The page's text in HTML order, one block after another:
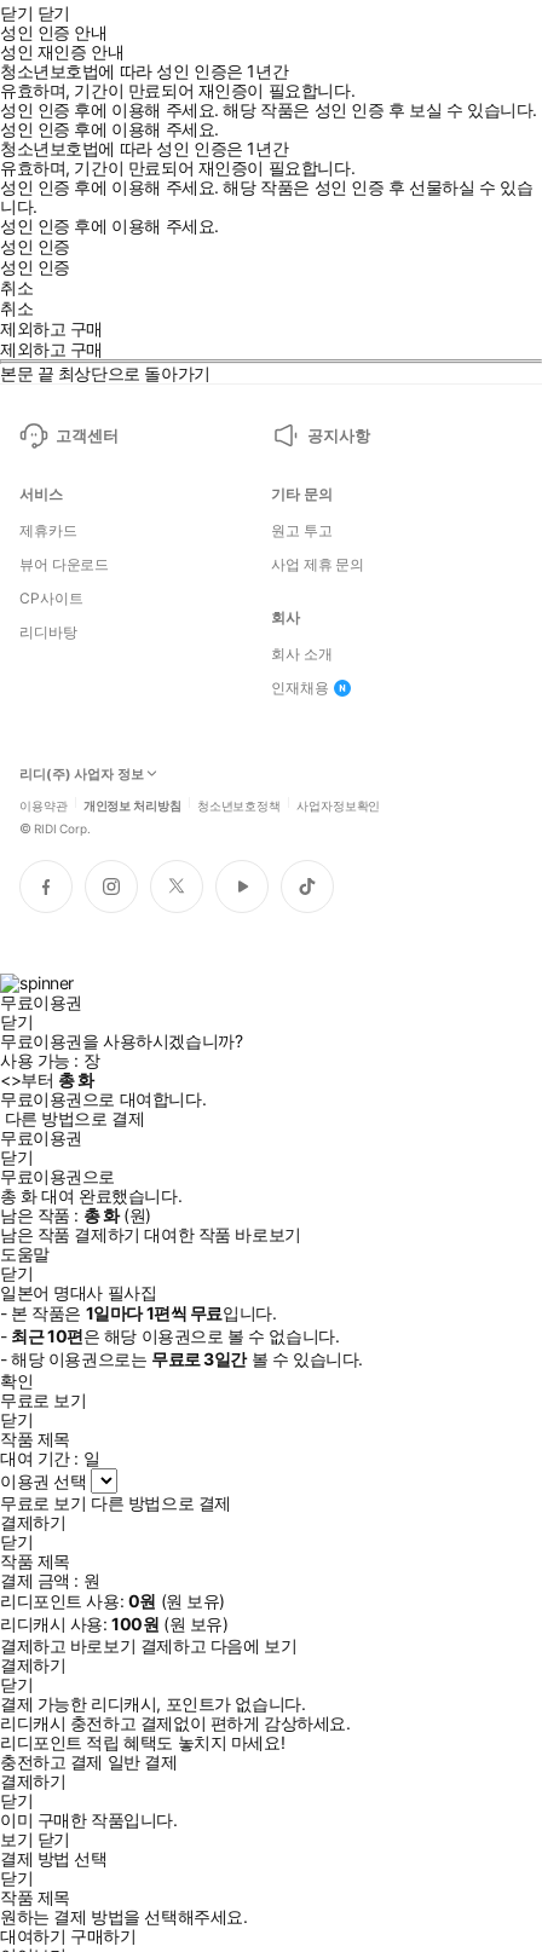
닫기 닫기
성인 인증 안내
성인 재인증 안내
청소년보호법에 따라 성인 인증은 1년간
유효하며, 기간이 만료되어 재인증이 필요합니다.
성인 인증 후에 이용해 주세요.해당 작품은 성인 인증 후 보실 수 있습니다.
성인 인증 후에 이용해 주세요.
청소년보호법에 따라 성인 인증은 1년간
유효하며, 기간이 만료되어 재인증이 필요합니다.
성인 인증 후에 이용해 주세요.해당 작품은 성인 인증 후 선물하실 수 있습
니다.
성인 인증 후에 이용해 주세요.
성인 인증
성인 인증
취소
취소
제외하고 구매
제외하고 구매
본문 끝 최상단으로 돌아가기
고객센터 공지사항
서비스
제휴카드
뷰어 다운로드
CP사이트
리디바탕
기타 문의
원고 투고
사업 제휴 문의
회사
회사 소개
인재채용
리디(주) 사업자 정보
이용약관 개인정보 처리방침 청소년보호정책 사업자정보확인
© RIDI Corp.
페
이
인
스
트
위
유
튜
틱
톡
무료이용권
닫기
무료이용권을 사용하시겠습니까?
사용 가능 : 장
<>부터 총화
무료이용권으로 대여합니다.
다른 방법으로 결제
무료이용권
닫기
무료이용권으로
총 화대여 완료했습니다.
남은 작품 : 총화(원)
남은 작품 결제하기 대여한 작품 바로보기
도움말
닫기
일본어 명대사 필사집
- 본 작품은 1일마다1편씩 무료입니다.
- 최근10편은 해당 이용권으로 볼 수 없습니다.
- 해당 이용권으로는 무료로3일간볼 수 있습니다.
확인
무료로 보기
닫기
작품 제목
대여 기간 : 일
이용권 선택
무료로 보기 다른 방법으로 결제
결제하기
닫기
작품 제목
결제 금액 : 원
리디포인트 사용: 0원 (원 보유)
리디캐시 사용:100원 (원 보유)
결제하고 바로보기 결제하고 다음에 보기
결제하기
닫기
결제 가능한 리디캐시, 포인트가 없습니다.
리디캐시 충전하고 결제없이 편하게 감상하세요.
리디포인트 적립 혜택도 놓치지 마세요!
충전하고 결제 일반 결제
결제하기
닫기
이미 구매한 작품입니다.
보기 닫기
결제 방법 선택
닫기
작품 제목
원하는 결제 방법을 선택해주세요.
대여하기 구매하기